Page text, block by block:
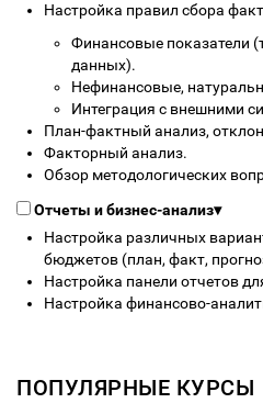
Настройка правил сбора
Финансовые показатели
данных).
Нефинансовые,
Интеграция с внешними
План-фактный анализ,
Факторный анализ.
Обзор методологических
Отчеты и бизнес-анализ▾
Настройка различных
бюджетов (план, факт,
Настройка панели отчетов
Настройка финансово-
ПОПУЛЯРНЫЕ КУРСЫ